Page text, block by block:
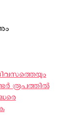
രൂപത്തില്‍